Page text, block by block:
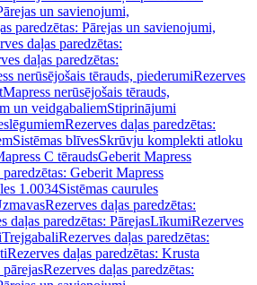
un savienojumi,
paredzētas: Pārejas un savienojumi,
daļas paredzētas:
daļas paredzētas:
nerūsējošais tērauds, piederumiRezerves
nerūsējošais tērauds,
un veidgabaliemStiprinājumi
Rezerves daļas paredzētas:
Sistēmas blīvesSkrūvju komplekti atloku
C tēraudsGeberit Mapress
Geberit Mapress
1.0034Sistēmas caurules
Rezerves daļas paredzētas:
daļas paredzētas: PārejasLīkumiRezerves
TrejgabaliRezerves daļas paredzētas:
Rezerves daļas paredzētas: Krusta
Rezerves daļas paredzētas: